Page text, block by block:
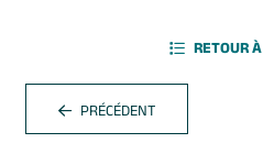
PRÉCÉDENT
RETOUR